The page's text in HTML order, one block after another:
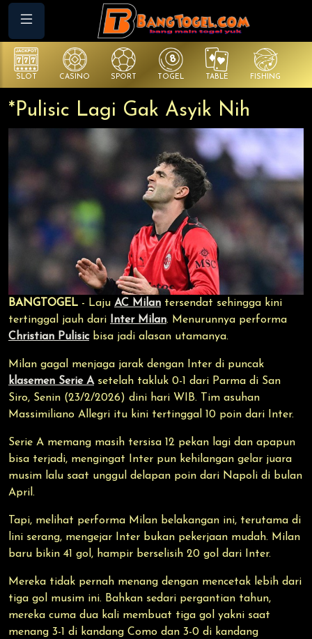
SLOT CASINO SPORT TOGEL TABLE FISHING
*Pulisic Lagi Gak Asyik Nih
BANGTOGEL - Laju AC Milan tersendat sehingga kini
tertinggal jauh dari Inter Milan. Menurunnya performa
Christian Pulisicbisa jadi alasan utamanya.
Milan gagal menjaga jarak dengan Inter di puncak
klasemen Serie Asetelah takluk 0-1 dari Parma di San
Siro, Senin (23/2/2026) dini hari WIB. Tim asuhan
Massimiliano Allegri itu kini tertinggal 10 poin dari Inter.
Serie A memang masih tersisa 12 pekan lagi dan apapun
bisa terjadi, mengingat Inter pun kehilangan gelar juara
musim lalu saat unggul delapan poin dari Napoli di bulan
April.
Tapi, melihat performa Milan belakangan ini, terutama di
lini serang, mengejar Inter bukan pekerjaan mudah. Milan
baru bikin 41 gol, hampir berselisih 20 gol dari Inter.
Mereka tidak pernah menang dengan mencetak lebih dari
tiga gol musim ini. Bahkan sedari pergantian tahun,
mereka cuma dua kali membuat tiga gol yakni saat
menang 3-1 di kandang Como dan 3-0 di kandang